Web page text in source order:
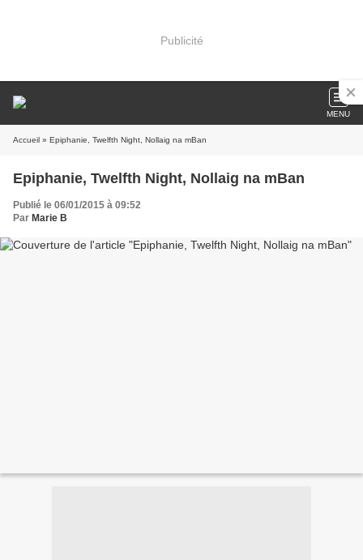
Publicité
MENU
Accueil » Epiphanie, Twelfth Night, Nollaig na mBan
Epiphanie, Twelfth Night, Nollaig na mBan
Publié le 06/01/2015 à 09:52
Par Marie B